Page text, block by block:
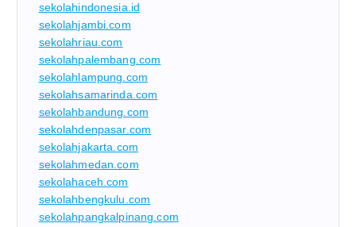
sekolahindonesia.id
sekolahjambi.com
sekolahriau.com
sekolahpalembang.com
sekolahlampung.com
sekolahsamarinda.com
sekolahbandung.com
sekolahdenpasar.com
sekolahjakarta.com
sekolahmedan.com
sekolahaceh.com
sekolahbengkulu.com
sekolahpangkalpinang.com